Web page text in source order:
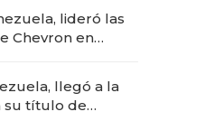
lideró las
Chevron en
llegó a la
su título de